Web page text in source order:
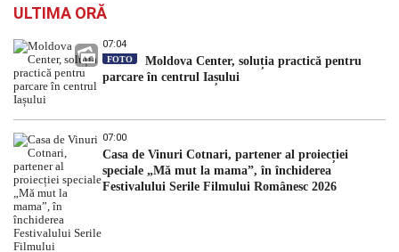
ULTIMA ORĂ
07:04
FOTO
Moldova Center, soluția practică pentru
parcare în centrul Iașului
07:00
Casa de Vinuri Cotnari, partener al proiecției
speciale „Mă mut la mama”, în închiderea
Festivalului Serile Filmului Românesc 2026